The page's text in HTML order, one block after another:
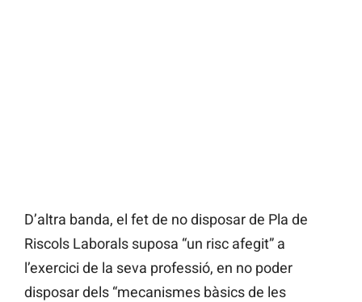
D’altra banda, el fet de no disposar de Pla de
Riscols Laborals suposa “un risc afegit” a
l’exercici de la seva professió, en no poder
disposar dels “mecanismes bàsics de les